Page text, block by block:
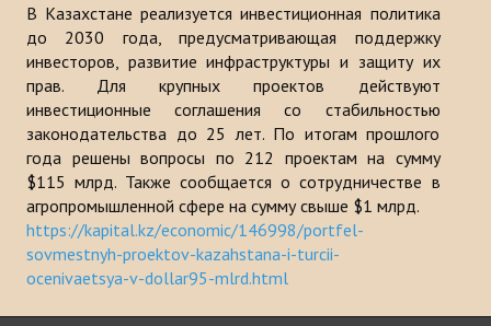
В Казахстане реализуется инвестиционная политика
до 2030 года, предусматривающая поддержку
инвесторов, развитие инфраструктуры и защиту их
прав. Для крупных проектов действуют
инвестиционные соглашения со стабильностью
законодательства до 25 лет. По итогам прошлого
года решены вопросы по 212 проектам на сумму
$115 млрд. Также сообщается о сотрудничестве в
агропромышленной сфере на сумму свыше $1 млрд.
https://kapital.kz/economic/146998/portfel-
sovmestnyh-proektov-kazahstana-i-turcii-
ocenivaetsya-v-dollar95-mlrd.html